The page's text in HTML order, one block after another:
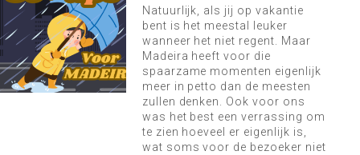
Natuurlijk, als jij op vakantie
bent is het meestal leuker
wanneer het niet regent. Maar
Madeira heeft voor die
spaarzame momenten eigenlijk
meer in petto dan de meesten
zullen denken. Ook voor ons
was het best een verrassing om
te zien hoeveel er eigenlijk is,
wat soms voor de bezoeker niet